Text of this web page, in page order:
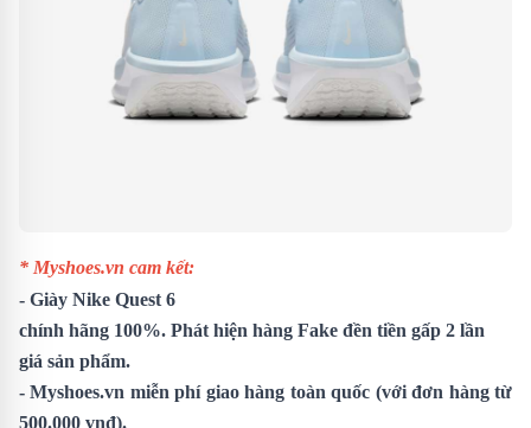
* Myshoes.vn cam kết:
- Giày Nike Quest 6
chính hãng 100%. Phát hiện hàng Fake đền tiền gấp 2 lần
giá sản phẩm.
- Myshoes.vn miễn phí giao hàng toàn quốc (với đơn hàng từ
500.000 vnđ).